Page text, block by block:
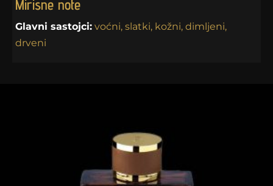
Mirisne note
Glavni sastojci: voćni, slatki, kožni, dimljeni,
drveni